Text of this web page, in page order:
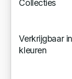
Collecties
Verkrijgbaar
kleuren